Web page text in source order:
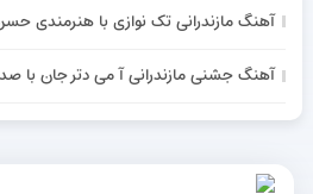
آهنگ مازندرانی تک نوازی با هنرمندی
آهنگ جشنی مازندرانی آ می دتر جان با